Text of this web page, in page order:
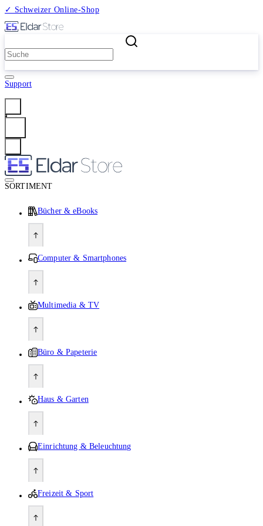
✓ Schweizer Online-Shop
Support
SORTIMENT
Bücher & eBooks
Computer & Smartphones
Multimedia & TV
Büro & Papeterie
Haus & Garten
Einrichtung & Beleuchtung
Freizeit & Sport